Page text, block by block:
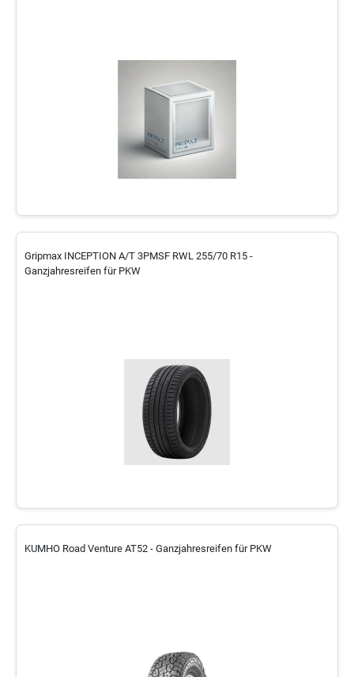
Gripmax INCEPTION A/T 3PMSF RWL 255/70 R15 -
Ganzjahresreifen für PKW
KUMHO Road Venture AT52 - Ganzjahresreifen für PKW